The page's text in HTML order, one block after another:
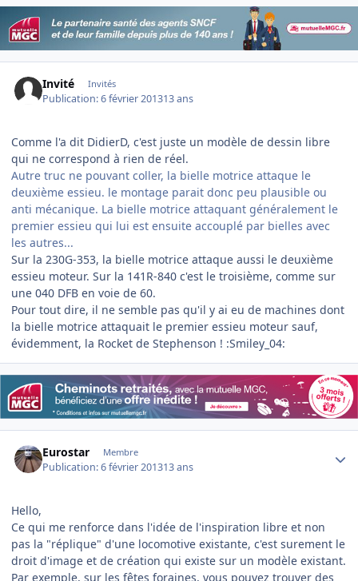
Invité Invités
Publication:6 février 201313 ans
Comme l'a dit DidierD, c'est juste un modèle de dessin libre
qui ne correspond à rien de réel.
Autre truc ne pouvant coller, la bielle motrice attaque le
deuxième essieu. le montage parait donc peu plausible ou
anti mécanique. La bielle motrice attaquant généralement le
premier essieu qui lui est ensuite accouplé par bielles avec
les autres...
Sur la 230G-353, la bielle motrice attaque aussi le deuxième
essieu moteur. Sur la 141R-840 c'est le troisième, comme sur
une 040 DFB en voie de 60.
Pour tout dire, il ne semble pas qu'il y ai eu de machines dont
la bielle motrice attaquait le premier essieu moteur sauf,
évidemment, la Rocket de Stephenson ! :Smiley_04:
Eurostar Membre
Publication:6 février 201313 ans
Hello,
Ce qui me renforce dans l'idée de l'inspiration libre et non
pas la "réplique" d'une locomotive existante, c'est surement le
droit d'image et de création qui existe sur un modèle existant.
Par exemple, sur les fêtes foraines, vous pouvez trouver des